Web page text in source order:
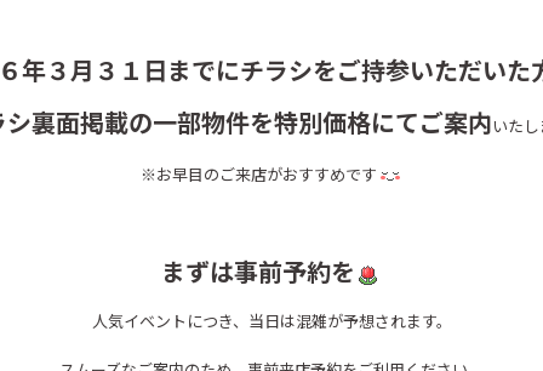
年３月３１日までにチラシをご持参いただいた
裏面掲載の一部物件を特別価格にてご案内いたし
※お早目のご来店がおすすめです
まずは事前予約を
人気イベントにつき、当日は混雑が予想されます。